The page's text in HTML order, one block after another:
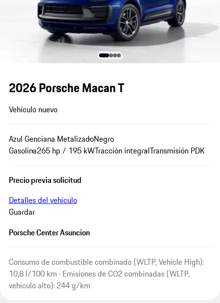
2026 Porsche Macan T
Vehículo nuevo
Azul Genciana MetalizadoNegro
Gasolina265 hp / 195 kWTracción integralTransmisión PDK
Precio previa solicitud
Detalles del vehículo
Guardar
Porsche Center Asuncion
Consumo de combustible combinado (WLTP, Vehicle High):
10,8 l/100 km · Emisiones de CO2 combinadas (WLTP,
vehículo alto): 244 g/km